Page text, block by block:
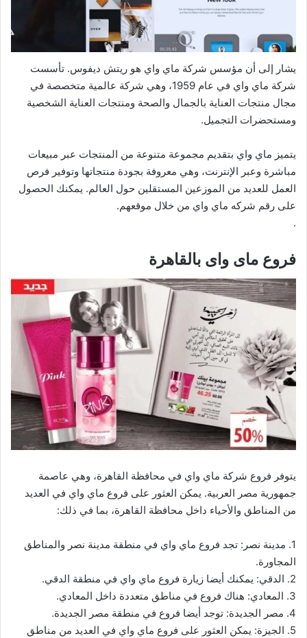
يشار إلى أن مؤسس شركة ماي واي هو ريتش ديفوس. تأسست
شركة ماي واي في عام 1959، وهي شركة عالمية متخصصة في
مجال منتجات العناية بالجمال والصحة ومنتجات العناية الشخصية
ومستحضرات التجميل.
يتميز ماي واي بتقديم مجموعة متنوعة من المنتجات عبر مبيعات
مباشرة وعبر الإنترنت، وهي معروفة بجودة منتجاتها وتوفير فرص
العمل للعديد من الموزعين المستقلين حول العالم. يمكنك الحصول
على رقم شركه ماي واي من خلال موقعهم.
.
فروع ماى واى بالقاهرة
يتوفر فروع شركة ماي واي في محافظة القاهرة، وهي عاصمة
جمهورية مصر العربية. يمكن العثور على فروع ماي واي في العديد
من المناطق والأحياء داخل محافظة القاهرة، بما في ذلك:
1. مدينة نصر: تجد فروع ماي واي في منطقة مدينة نصر والمناطق
المجاورة.
2. الدقي: يمكنك أيضا زيارة فروع ماي واي في منطقة الدقي.
3. المعادي: هناك فروع في مناطق متعددة داخل المعادي.
4. مصر الجديدة: توجد أيضا فروع في منطقة مصر الجديدة.
5. الجيزة: يمكن العثور على فروع ماي واي في العديد من مناطق